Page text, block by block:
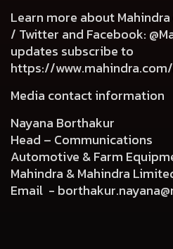
Learn more about Mahindra
/ Twitter and Facebook:
updates subscribe to
https://
Media contact information
Nayana Borthakur
Head – Communications
Automotive & Farm
Mahindra & Mahindra
Email -